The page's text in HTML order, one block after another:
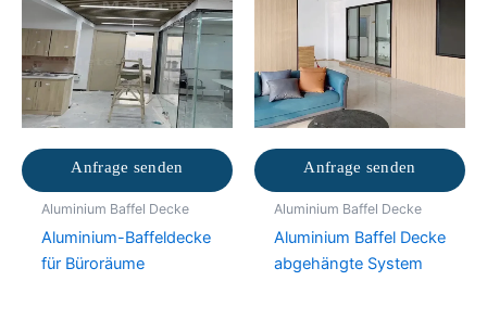
Anfrage senden
Aluminium Baffel Decke
Aluminium-Baffeldecke
für Büroräume
Anfrage senden
Aluminium Baffel Decke
Aluminium Baffel Decke
abgehängte System